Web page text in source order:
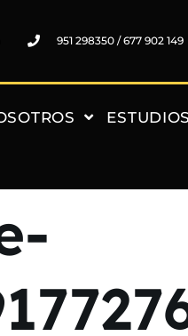
951 298350 / 677 902 149
ESTUDIOS